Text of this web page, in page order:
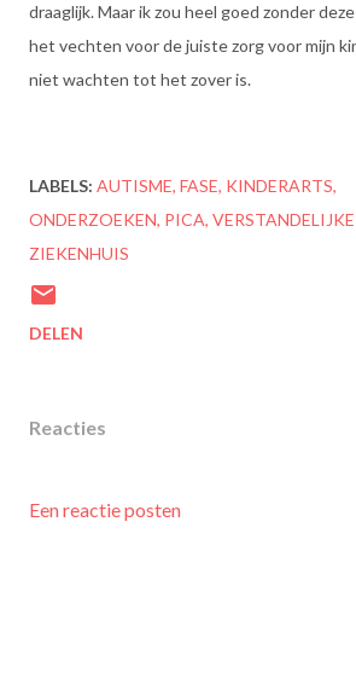
draaglijk. Maar ik zou heel goed zonder
het vechten voor de juiste zorg voor mijn
niet wachten tot het zover is.
LABELS: AUTISME FASE KINDERARTS
ONDERZOEKEN PICA
ZIEKENHUIS
DELEN
Reacties
Een reactie posten